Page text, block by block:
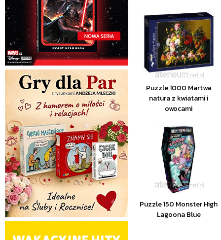
Puzzle 1000 Martwa
natura z kwiatami i
owocami
Puzzle 150 Monster High
Lagoona Blue